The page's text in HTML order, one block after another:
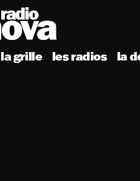
la grille les radios la